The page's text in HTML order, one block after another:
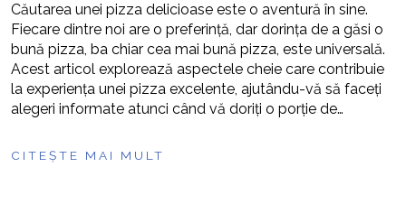
Căutarea unei pizza delicioase este o aventură în sine.
Fiecare dintre noi are o preferință, dar dorința de a găsi o
bună pizza, ba chiar cea mai bună pizza, este universală.
Acest articol explorează aspectele cheie care contribuie
la experiența unei pizza excelente, ajutându-vă să faceți
alegeri informate atunci când vă doriți o porție de…
CITEȘTE MAI MULT